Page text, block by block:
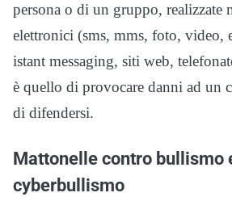
persona o di un gruppo, realizzate
elettronici (sms, mms, foto, video,
istant messaging, siti web,
è quello di provocare danni ad un
di difendersi.
Mattonelle contro bullismo
cyberbullismo